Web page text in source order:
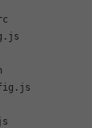
. js
. js